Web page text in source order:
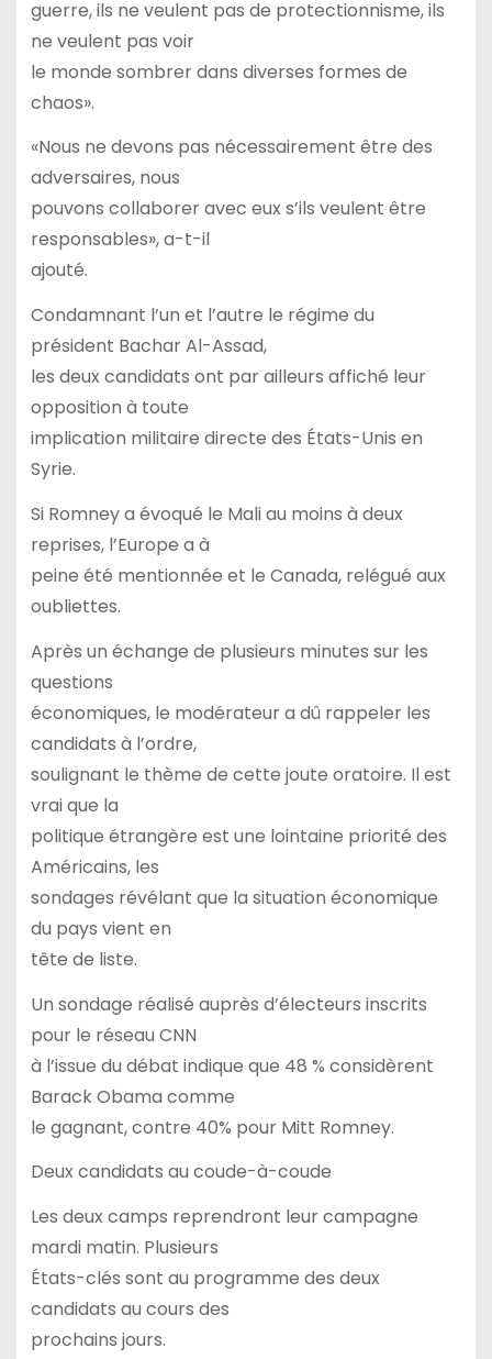
guerre, ils ne veulent pas de protectionnisme, ils
ne veulent pas voir
le monde sombrer dans diverses formes de
chaos».
«Nous ne devons pas nécessairement être des
adversaires, nous
pouvons collaborer avec eux s’ils veulent être
responsables», a-t-il
ajouté.
Condamnant l’un et l’autre le régime du
président Bachar Al-Assad,
les deux candidats ont par ailleurs affiché leur
opposition à toute
implication militaire directe des États-Unis en
Syrie.
Si Romney a évoqué le Mali au moins à deux
reprises, l’Europe a à
peine été mentionnée et le Canada, relégué aux
oubliettes.
Après un échange de plusieurs minutes sur les
questions
économiques, le modérateur a dû rappeler les
candidats à l’ordre,
soulignant le thème de cette joute oratoire. Il est
vrai que la
politique étrangère est une lointaine priorité des
Américains, les
sondages révélant que la situation économique
du pays vient en
tête de liste.
Un sondage réalisé auprès d’électeurs inscrits
pour le réseau CNN
à l’issue du débat indique que 48 % considèrent
Barack Obama comme
le gagnant, contre 40% pour Mitt Romney.
Deux candidats au coude-à-coude
Les deux camps reprendront leur campagne
mardi matin. Plusieurs
États-clés sont au programme des deux
candidats au cours des
prochains jours.